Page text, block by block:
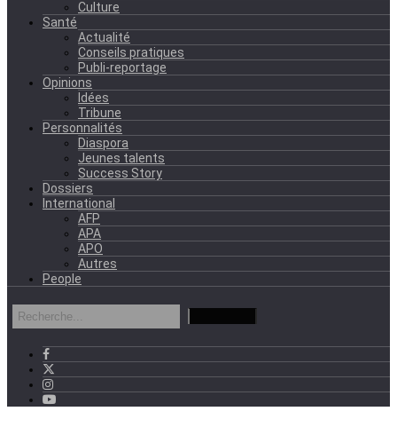
Culture
Santé
Actualité
Conseils pratiques
Publi-reportage
Opinions
Idées
Tribune
Personnalités
Diaspora
Jeunes talents
Success Story
Dossiers
International
AFP
APA
APO
Autres
People